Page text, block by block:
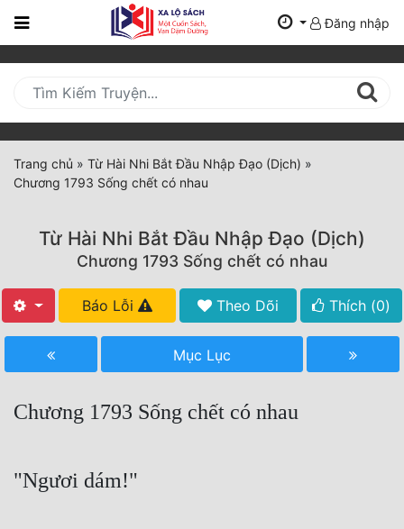
Trang
Mới
Cập
Nhật
(current)
Thể Loại
Tất Cả
Hoàn Thành
Đăng nhập
Trang chủ » Từ Hài Nhi Bắt Đầu Nhập Đạo (Dịch) »
Chương 1793 Sống chết có nhau
Từ Hài Nhi Bắt Đầu Nhập Đạo (Dịch)
Chương 1793 Sống chết có nhau
Báo Lỗi Theo Dõi Thích (0)
Mục Lục
Chương 1793 Sống chết có nhau
"Ngươi dám!"